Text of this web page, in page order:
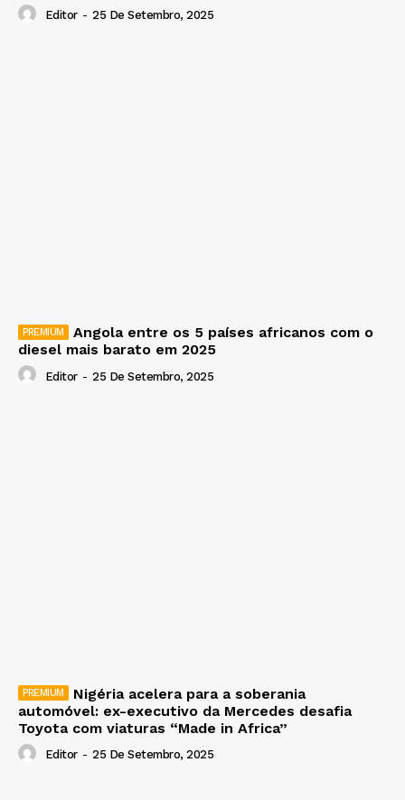
Editor - 25 De Setembro, 2025
Angola entre os 5 países africanos com o
diesel mais barato em 2025
Editor - 25 De Setembro, 2025
Nigéria acelera para a soberania
automóvel: ex-executivo da Mercedes desafia
Toyota com viaturas “Made in Africa”
Editor - 25 De Setembro, 2025